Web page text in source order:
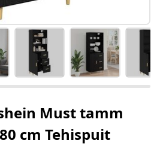
Must tamm
cm Tehispuit